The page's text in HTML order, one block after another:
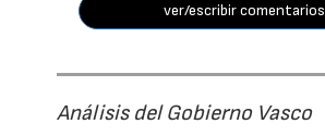
ver/escribir comentarios
Análisis del Gobierno Vasco